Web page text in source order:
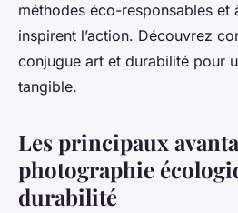
méthodes éco-responsables et
inspirent l’action. Découvrez
conjugue art et durabilité pour
tangible.
Les principaux
photographie
durabilité